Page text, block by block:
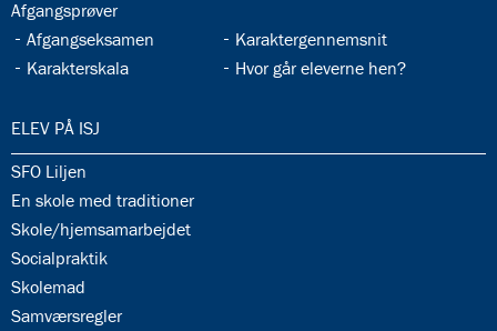
33.10:
Afgangsprøver
33.11:
Afgangseksamen 33.12:
Karaktergennemsnit
33.13:
Karakterskala 33.14:
Hvor går eleverne hen?
34.0:
ELEV PÅ ISJ
34.1:
SFO Liljen
34.2:
En skole med traditioner
34.3:
Skole/hjemsamarbejdet
34.4:
Socialpraktik
34.5:
Skolemad
34.6:
Samværsregler